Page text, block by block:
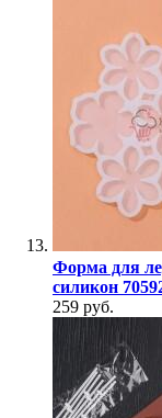
Форма для
силикон
259 руб.